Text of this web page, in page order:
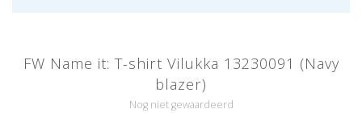
FW Name it: T-shirt Vilukka 13230091 (Navy
blazer)
Nog niet gewaardeerd